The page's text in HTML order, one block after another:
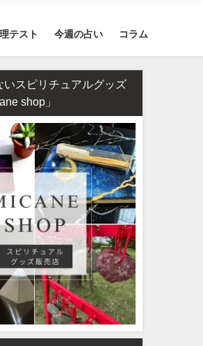
テスト 今週の占い コラム
干支占い
令和8年）【十
干支）の運
無料紹介】
タロット占い・元彼の今の
対する気持ちは？どう思っ
る？
いスピリチュアルグッズ
shop」